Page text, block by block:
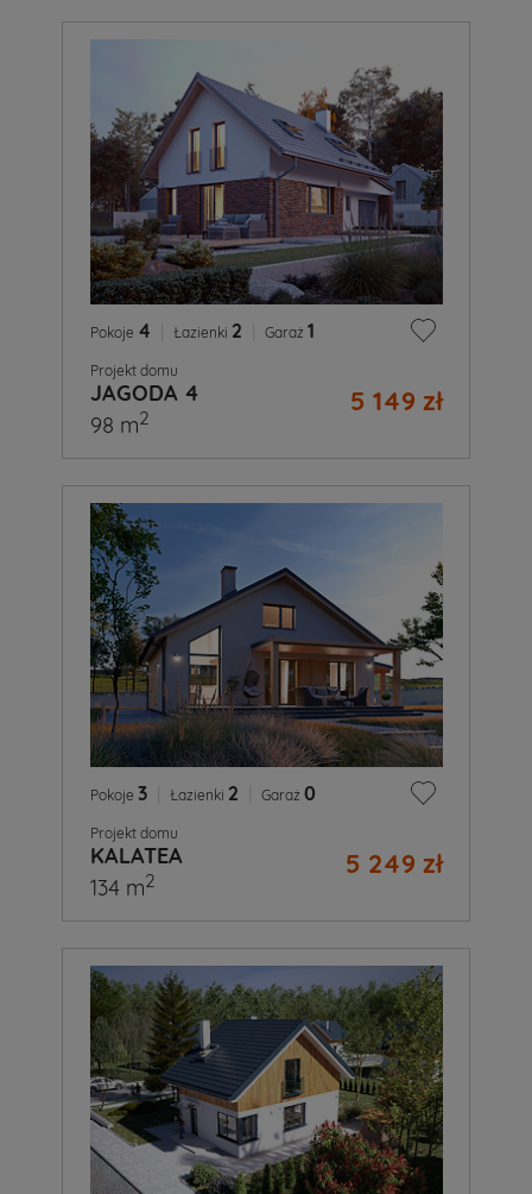
Pokoje 4 Łazienki 2 Garaż 1
Projekt domu
JAGODA 4 5 149 zł
98 m2
Pokoje 3 Łazienki 2 Garaż 0
Projekt domu
KALATEA 5 249 zł
134 m2